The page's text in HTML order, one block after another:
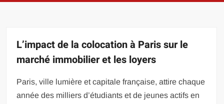
L’impact de la colocation à Paris sur le
marché immobilier et les loyers
Paris, ville lumière et capitale française, attire chaque
année des milliers d’étudiants et de jeunes actifs en